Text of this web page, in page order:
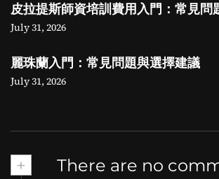
皮拉提斯師資培訓費用入門：常見問
July 31, 2026
麗珠蘭入門：常見問題與選擇建議
July 31, 2026
+ There are no